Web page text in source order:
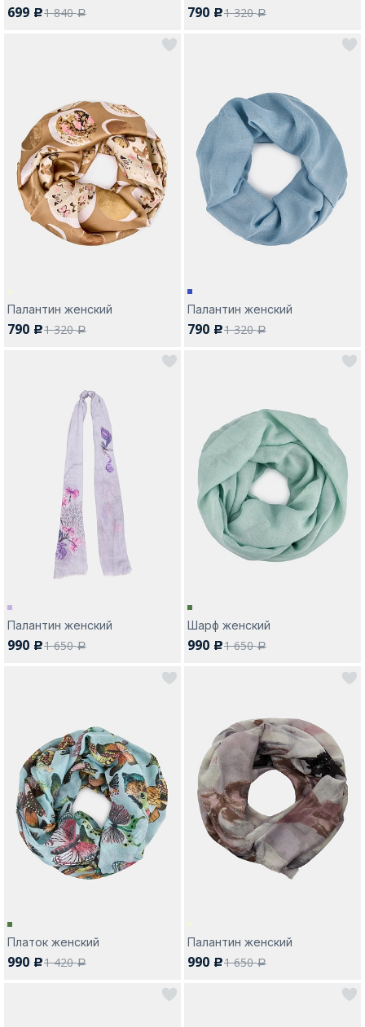
699 c1 840a 790 c1 320a
Палантин женский
790 c1 320a
Палантин женский
790 c1 320a
Палантин женский
990 c1 650a
Шарф женский
990 c1 650a
Платок женский
990 c1 420a
Палантин женский
990 c1 650a